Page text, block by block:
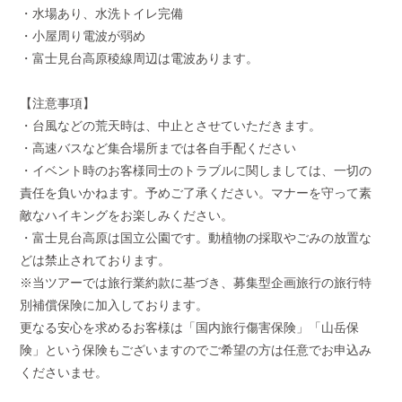
・水場あり、水洗トイレ完備
・小屋周り電波が弱め
・富士見台高原稜線周辺は電波あります。
【注意事項】
・台風などの荒天時は、中止とさせていただきます。
・高速バスなど集合場所までは各自手配ください
・イベント時のお客様同士のトラブルに関しましては、一切の
責任を負いかねます。予めご了承ください。マナーを守って素
敵なハイキングをお楽しみください。
・富士見台高原は国立公園です。動植物の採取やごみの放置な
どは禁止されております。
※当ツアーでは旅行業約款に基づき、募集型企画旅行の旅行特
別補償保険に加入しております。
更なる安心を求めるお客様は「国内旅行傷害保険」「山岳保
険」という保険もございますのでご希望の方は任意でお申込み
くださいませ。